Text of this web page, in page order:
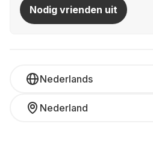
Nodig vrienden uit
Nederlands
Nederland